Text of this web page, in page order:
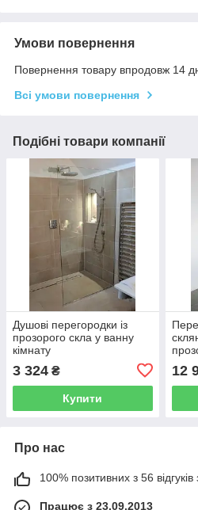
Умови повернення
Повернення товару впродовж 14
Всі умови повернення
Подібні товари компанії
Душові перегородки із
прозорого скла у ванну
кімнату
3 324 ₴
Купити
12
Про нас
100% позитивних з 56 відгуків
Працює з 23.09.2013